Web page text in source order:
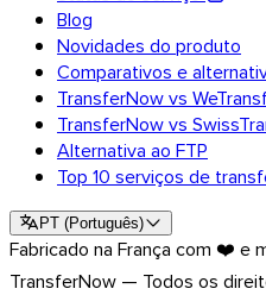
Blog
Novidades do produto
Comparativos e
TransferNow vs
TransferNow vs
Alternativa ao FTP
Top 10 serviços de
PT(Português)
Fabricado na França com ❤️ e
TransferNow — Todos os